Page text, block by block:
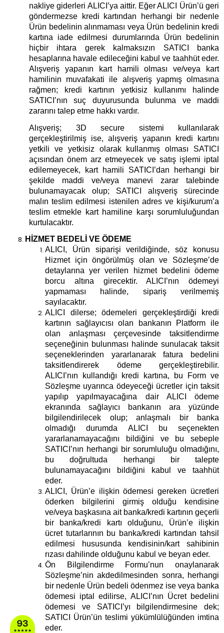
nakliye giderleri ALICI’ya aittir. Eğer ALICI Ürün’ü geri
göndermezse kredi kartından herhangi bir nedenle
Ürün bedelinin alınmaması veya Ürün bedelinin kredi
kartına iade edilmesi durumlarında Ürün bedelinin
hiçbir ihtara gerek kalmaksızın SATICI banka
hesaplarına havale edileceğini kabul ve taahhüt eder.
Alışveriş yapanın kart hamili olması ve/veya kart
hamilinin muvafakati ile alışveriş yapmış olmasına
rağmen; kredi kartının yetkisiz kullanımı halinde
SATICI’nın suç duyurusunda bulunma ve maddi
zararını talep etme hakkı vardır.
Alışveriş; 3D secure sistemi kullanılarak
gerçekleştirilmiş ise, alışveriş yapanın kredi kartını
yetkili ve yetkisiz olarak kullanmış olması SATICI
açısından önem arz etmeyecek ve satış işlemi iptal
edilemeyecek, kart hamili SATICI’dan herhangi bir
şekilde maddi ve/veya manevi zarar talebinde
bulunamayacak olup; SATICI alışveriş sürecinde
malın teslim edilmesi istenilen adres ve kişi/kurum’a
teslim etmekle kart hamiline karşı sorumluluğundan
kurtulacaktır.
HİZMET BEDELİ VE ÖDEME
ALICI, Ürün siparişi verildiğinde, söz konusu
Hizmet için öngörülmüş olan ve Sözleşme’de
detaylarına yer verilen hizmet bedelini ödeme
borcu altına girecektir. ALICI’nın ödemeyi
yapmaması halinde, sipariş verilmemiş
sayılacaktır.
ALICI dilerse; ödemeleri gerçekleştirdiği kredi
kartının sağlayıcısı olan bankanın Platform ile
olan anlaşması çerçevesinde taksitlendirme
seçeneğinin bulunması halinde sunulacak taksit
seçeneklerinden yararlanarak fatura bedelini
taksitlendirerek ödeme gerçekleştirebilir.
ALICI’nın kullandığı kredi kartına, bu Form ve
Sözleşme uyarınca ödeyeceği ücretler için taksit
yapılıp yapılmayacağına dair ALICI ödeme
ekranında sağlayıcı bankanın ara yüzünde
bilgilendirilecek olup; anlaşmalı bir banka
olmadığı durumda ALICI bu seçenekten
yararlanamayacağını bildiğini ve bu sebeple
SATICI’nın herhangi bir sorumluluğu olmadığını,
bu doğrultuda herhangi bir talepte
bulunamayacağını bildiğini kabul ve taahhüt
eder.
ALICI, Ürün’e ilişkin ödemesi gereken ücretleri
öderken bilgilerini girmiş olduğu kendisine
ve/veya başkasına ait banka/kredi kartının geçerli
bir banka/kredi kartı olduğunu, Ürün’e ilişkin
ücret tutarlarının bu banka/kredi kartından tahsil
edilmesi hususunda kendisinin/kart sahibinin
rızası dahilinde olduğunu kabul ve beyan eder.
Ön Bilgilendirme Formu’nun onaylanarak
Sözleşme’nin akdedilmesinden sonra, herhangi
bir nedenle Ürün bedeli ödenmez ise veya banka
ödemesi iptal edilirse, ALICI’nın Ücret bedelini
ödemesi ve SATICI’yı bilgilendirmesine dek;
SATICI Ürün’ün teslimi yükümlülüğünden imtina
eder.